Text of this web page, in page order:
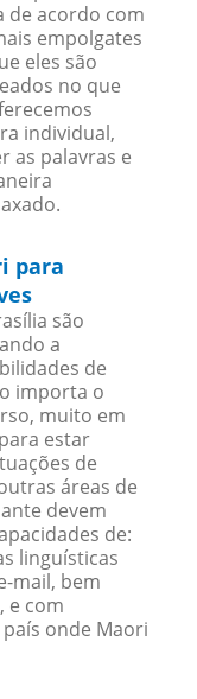
de acordo com
empolgates
eles são
no que
individual,
as palavras e
para
são
a
de
importa o
muito em
estar
de
áreas de
devem
de:
linguísticas
mail, bem
e com
onde Maori